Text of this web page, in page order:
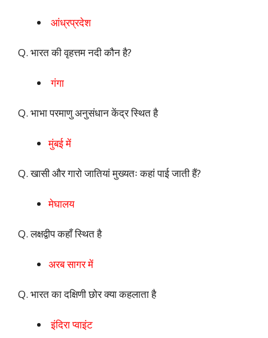
आंध्रप्रदेश
Q. भारत की वृहत्तम नदी कौन है?
गंगा
Q. भाभा परमाणु अनुसंधान केंद्र स्थित है
मुंबई में
Q. खासी और गारो जातियां मुख्यतः कहां पाई जाती हैं?
मेघालय
Q. लक्षद्वीप कहाँ स्थित है
अरब सागर में
Q. भारत का दक्षिणी छोर क्या कहलाता है
इंदिरा प्वाइंट